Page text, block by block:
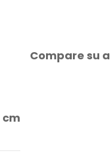
Compare su
cm